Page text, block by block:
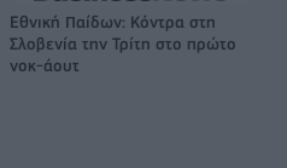
Εθνική Παίδων: Κόντρα στη
Σλοβενία την Τρίτη στο πρώτο
νοκ-άουτ